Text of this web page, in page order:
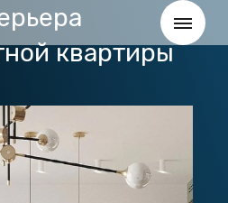
квартиры